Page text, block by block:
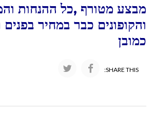
מבצע מטורף ,כל ההנחות
והקופונים כבר במחיר
כמובן
SHARE THIS: